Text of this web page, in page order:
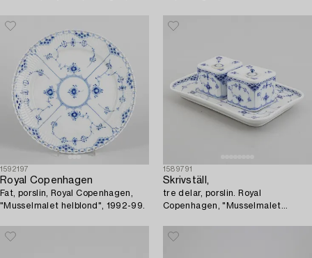
och senare.
1592197
Royal Copenhagen
Fat, porslin, Royal Copenhagen,
"Musselmalet helblond", 1992-99.
1589791
Skrivställ,
tre delar, porslin. Royal
Copenhagen, "Musselmalet
738.